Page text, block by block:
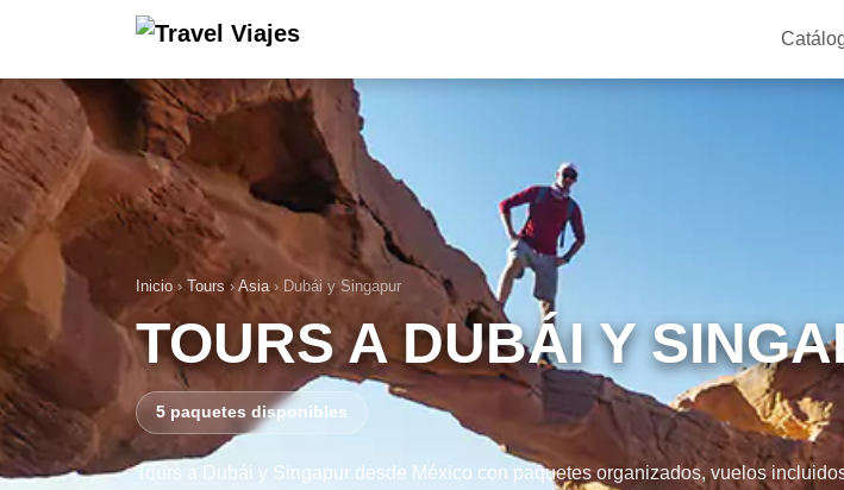
Inicio › Tours › Asia › Dubái y Singapur
TOURS A DUBÁI Y
5 paquetes disponibles
Tours a Dubái y Singapur desde México con paquetes organizados, vuelos